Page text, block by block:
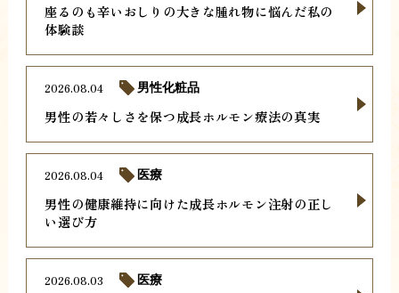
座るのも辛いおしりの大きな腫れ物に悩んだ私の
体験談
男性の若々しさを保つ成長ホルモン療法の真実
2026.08.04 男性化粧品
男性の健康維持に向けた成長ホルモン注射の正し
い選び方
2026.08.04 医療
2026.08.03 医療